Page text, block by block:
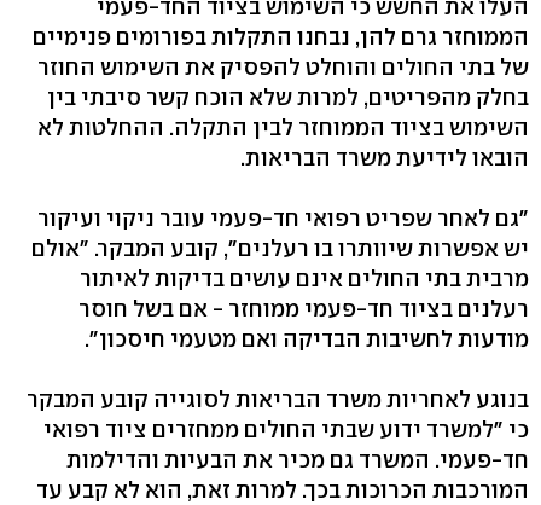
העלו את החשש כי השימוש בציוד החד-פעמי
הממוחזר גרם להן, נבחנו התקלות בפורומים פנימיים
של בתי החולים והוחלט להפסיק את השימוש החוזר
בחלק מהפריטים, למרות שלא הוכח קשר סיבתי בין
השימוש בציוד הממוחזר לבין התקלה. ההחלטות לא
הובאו לידיעת משרד הבריאות.
"גם לאחר שפריט רפואי חד-פעמי עובר ניקוי ועיקור
יש אפשרות שיוותרו בו רעלנים", קובע המבקר. "אולם
מרבית בתי החולים אינם עושים בדיקות לאיתור
רעלנים בציוד חד-פעמי ממוחזר - אם בשל חוסר
מודעות לחשיבות הבדיקה ואם מטעמי חיסכון".
בנוגע לאחריות משרד הבריאות לסוגייה קובע המבקר
כי "למשרד ידוע שבתי החולים ממחזרים ציוד רפואי
חד-פעמי. המשרד גם מכיר את הבעיות והדילמות
המורכבות הכרוכות בכך. למרות זאת, הוא לא קבע עד